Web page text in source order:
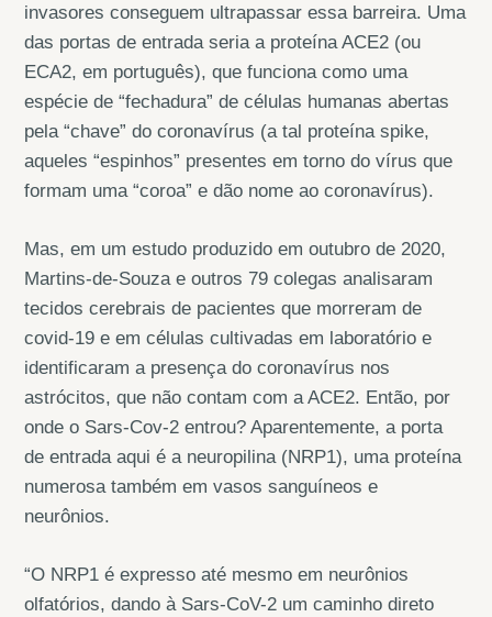
invasores conseguem ultrapassar essa barreira. Uma
das portas de entrada seria a proteína ACE2 (ou
ECA2, em português), que funciona como uma
espécie de “fechadura” de células humanas abertas
pela “chave” do coronavírus (a tal proteína spike,
aqueles “espinhos” presentes em torno do vírus que
formam uma “coroa” e dão nome ao coronavírus).
Mas, em um estudo produzido em outubro de 2020,
Martins-de-Souza e outros 79 colegas analisaram
tecidos cerebrais de pacientes que morreram de
covid-19 e em células cultivadas em laboratório e
identificaram a presença do coronavírus nos
astrócitos, que não contam com a ACE2. Então, por
onde o Sars-Cov-2 entrou? Aparentemente, a porta
de entrada aqui é a neuropilina (NRP1), uma proteína
numerosa também em vasos sanguíneos e
neurônios.
“O NRP1 é expresso até mesmo em neurônios
olfatórios, dando à Sars-CoV-2 um caminho direto